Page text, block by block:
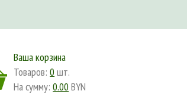
Ваша корзина
Товаров:0 шт.
На сумму:0.00 BYN